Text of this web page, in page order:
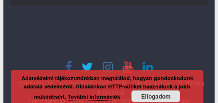
Impresszum Adatvédelmi tájékoztató Média ajánlat
Előfizetés
Adatvédelmi tájékoztatónkban megtalálod, hogyan gondoskodunk
adataid védelméről. Oldalainkon HTTP-sütiket használunk a jobb
működésért.További információk Elfogadom